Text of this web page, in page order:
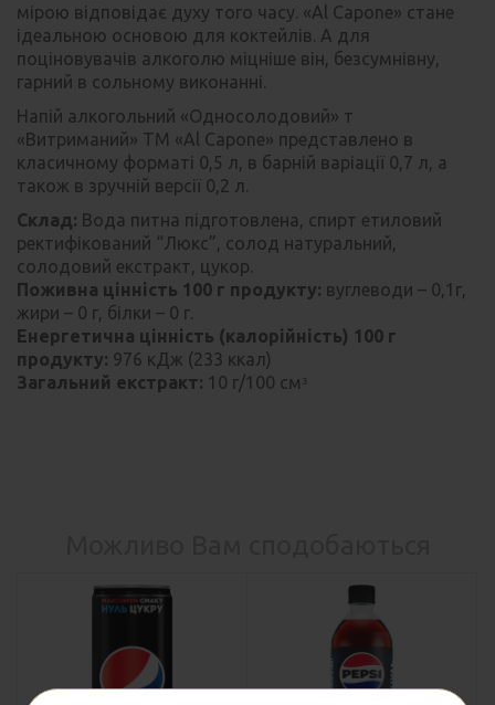
мірою відповідає духу того часу. «Al Capone» стане
ідеальною основою для коктейлів. А для
поціновувачів алкоголю міцніше він, безсумнівну,
гарний в сольному виконанні.
Напій алкогольний «Односолодовий» т
«Витриманий» ТМ «Al Capone» представлено в
класичному форматі 0,5 л, в барній варіації 0,7 л, а
також в зручній версії 0,2 л.
Склад: Вода питна підготовлена, спирт етиловий
ректифікований “Люкс”, солод натуральний,
солодовий екстракт, цукор.
Поживна цінність 100 г продукту: вуглеводи – 0,1г,
жири – 0 г, білки – 0 г.
Енергетична цінність (калорійність) 100 г
продукту: 976 кДж (233 ккал)
Загальний екстракт: 10 г/100 смᵌ